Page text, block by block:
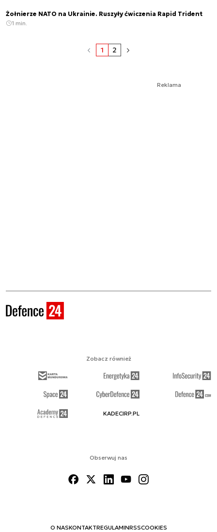
Żołnierze NATO na Ukrainie. Ruszyły ćwiczenia Rapid Trident
1 min.
1 2
Reklama
Obserwuj nas
O NASKONTAKTREGULAMINRSSCOOKIES
Zobacz również
KADECIRP.PL